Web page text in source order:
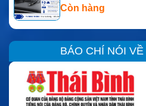
Còn hàng
BÁO CHÍ NÓI